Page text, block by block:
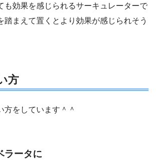
も効果を感じられるサーキュレーターで
踏まえて置くとより効果が感じられそう
方
方をしています＾＾
ラータに